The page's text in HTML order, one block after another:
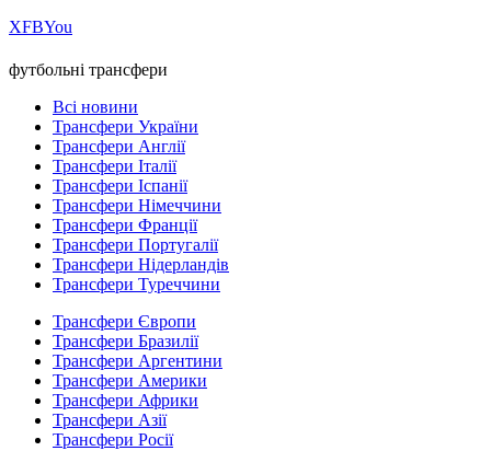
ХFBYou
футбольні трансфери
Всі новини
Трансфери України
Трансфери Англії
Трансфери Італії
Трансфери Іспанії
Трансфери Німеччини
Трансфери Франції
Трансфери Португалії
Трансфери Нідерландів
Трансфери Туреччини
Трансфери Європи
Трансфери Бразилії
Трансфери Аргентини
Трансфери Америки
Трансфери Африки
Трансфери Азії
Трансфери Росії